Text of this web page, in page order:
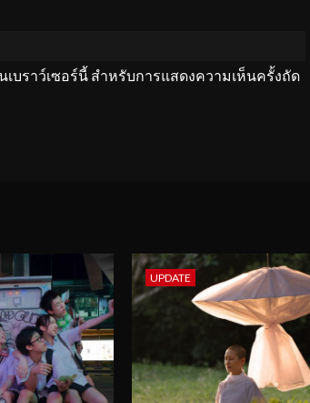
บราว์เซอร์นี้ สำหรับการแสดงความเห็นครั้งถัด
UPDATE